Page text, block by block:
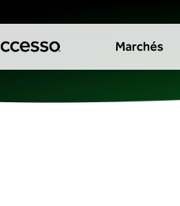
Marchés